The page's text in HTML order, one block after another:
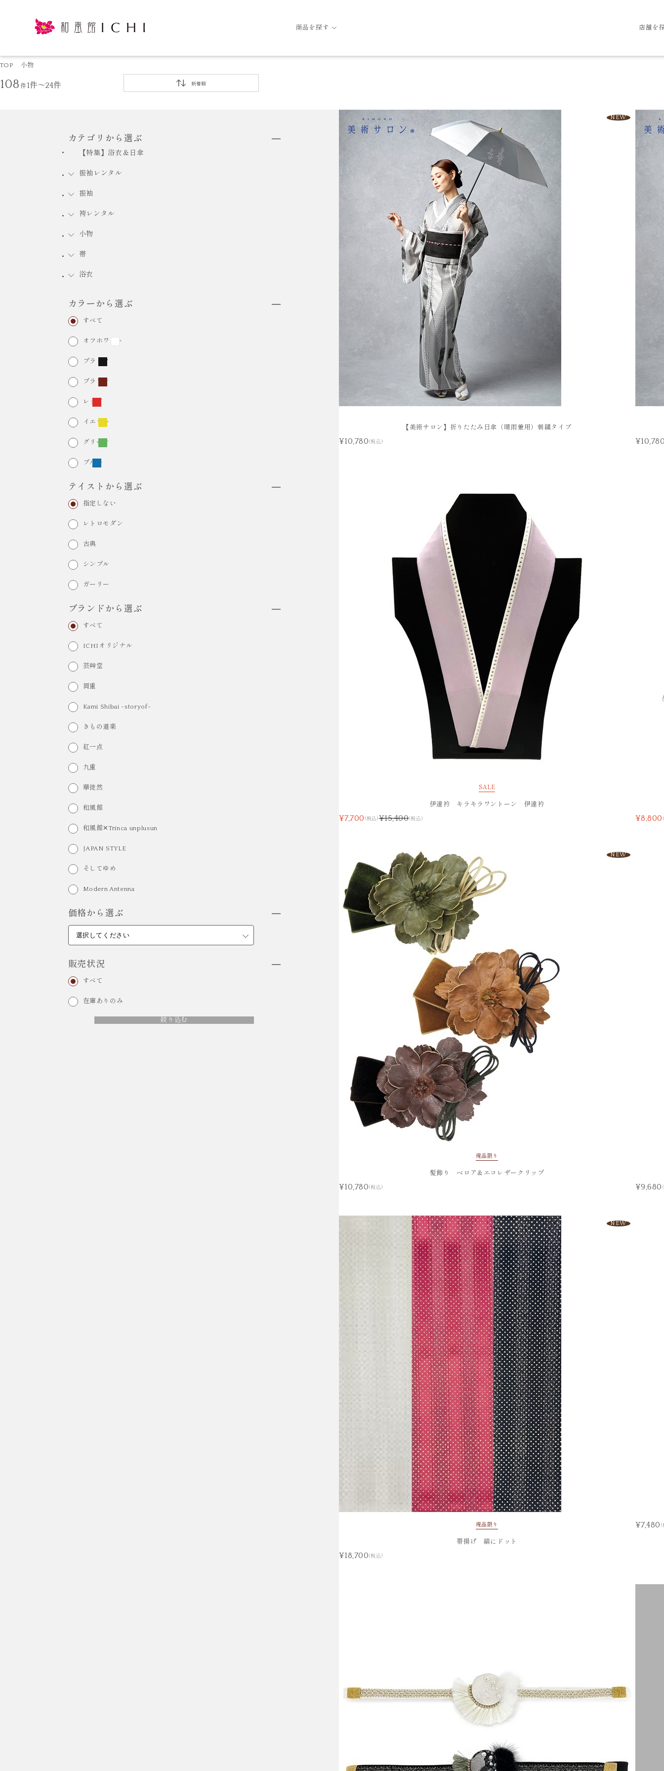
商品を探す
HAKAMA RENTAL FURISODE
店舗を
TOP 小物
108 件1件～24件 新着順
カテゴリから選ぶ
【特集】浴衣＆日傘
振袖レンタル
振袖
袴レンタル
小物
帯
浴衣
カラーから選ぶ
すべて
オフホワイト
ブラック
ブラウン
レッド
イエロー
グリーン
ブルー
テイストから選ぶ
指定しない
レトロモダン
古典
シンプル
ガーリー
ブランドから選ぶ
すべて
ICHIオリジナル
芸艸堂
岡重
Kami Shibai -storyof-
きもの道楽
紅一点
九重
華徒然
和風館
和風館✕Trinca unplusun
JAPAN STYLE
そしてゆめ
Modern Antenna
価格から選ぶ
販売状況
すべて
在庫ありのみ
絞り込む
NEW
【美術サロン】折りたたみ日傘（晴雨兼用）刺繍タイプ
¥10,780(税込)
SALE
伊達衿 キラキラワントーン 伊達衿
¥7,700 (税込)¥15,400(税込) ¥8,800
NEW
現品限り
髪飾り ベロア＆エコレザークリップ
¥10,780(税込) ¥9,680
NEW
現品限り
帯揚げ 縞にドット
¥18,700(税込)
¥7,480 (